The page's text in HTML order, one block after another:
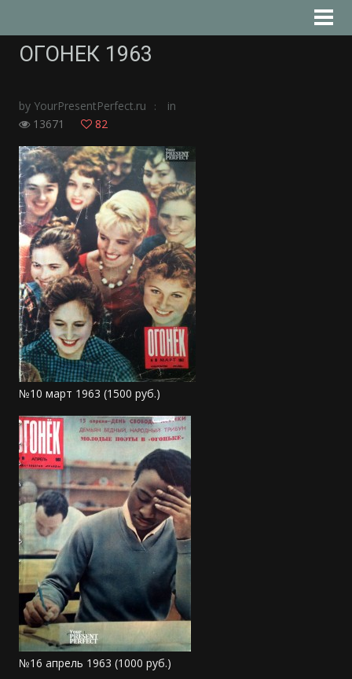
ОГОНЕК 1963
by YourPresentPerfect.ru
in
13671
82
№10 март 1963 (1500 руб.)
№16 апрель 1963 (1000 руб.)